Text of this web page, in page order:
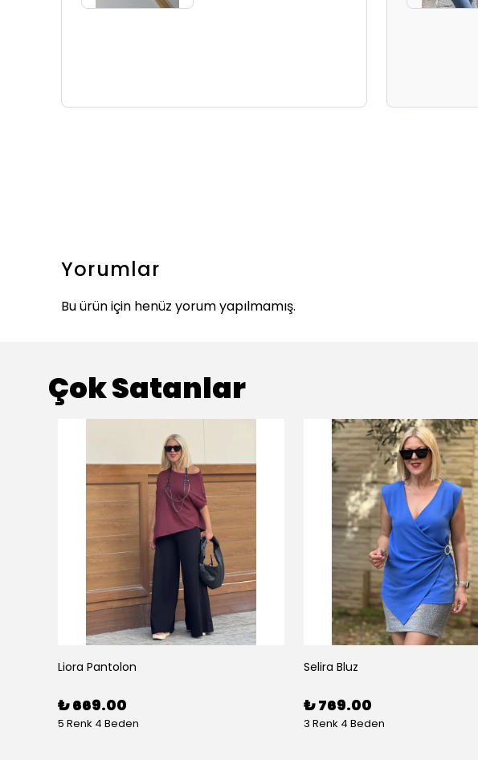
Yorumlar
Bu ürün için henüz yorum yapılmamış.
Çok Satanlar
Liora Pantolon
₺ 669.00
5 Renk 4 Beden
Selira Bluz
₺ 769.00
3 Renk 4 Beden